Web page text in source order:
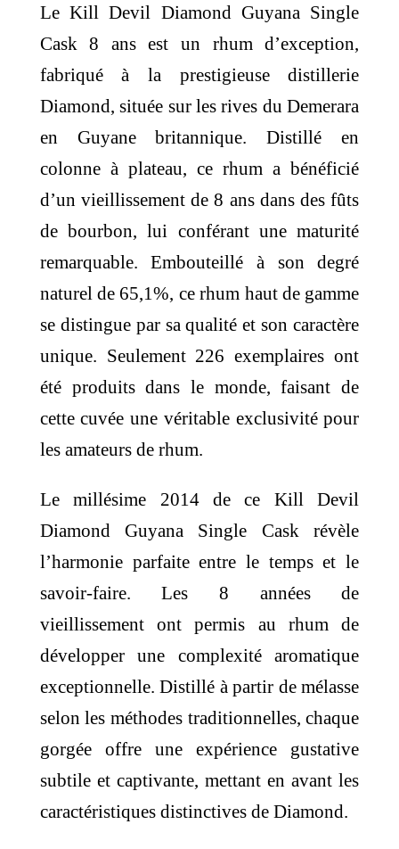
initial
était :
139,00 €.
actuel
est :
119,00 €.
Le Kill Devil Diamond Guyana Single
Cask 8 ans est un rhum d’exception,
fabriqué à la prestigieuse distillerie
Diamond, située sur les rives du Demerara
en Guyane britannique. Distillé en
colonne à plateau, ce rhum a bénéficié
d’un vieillissement de 8 ans dans des fûts
de bourbon, lui conférant une maturité
remarquable. Embouteillé à son degré
naturel de 65,1%, ce rhum haut de gamme
se distingue par sa qualité et son caractère
unique. Seulement 226 exemplaires ont
été produits dans le monde, faisant de
cette cuvée une véritable exclusivité pour
les amateurs de rhum.
Le millésime 2014 de ce Kill Devil
Diamond Guyana Single Cask révèle
l’harmonie parfaite entre le temps et le
savoir-faire. Les 8 années de
vieillissement ont permis au rhum de
développer une complexité aromatique
exceptionnelle. Distillé à partir de mélasse
selon les méthodes traditionnelles, chaque
gorgée offre une expérience gustative
subtile et captivante, mettant en avant les
caractéristiques distinctives de Diamond.